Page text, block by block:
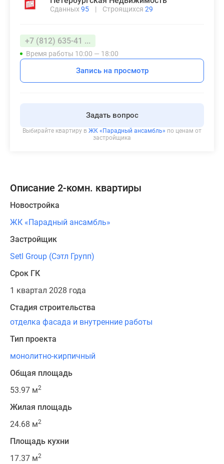
Сданных 95 | Строящихся 29
+7 (812) 635-41 ...
Время работы 10:00 — 18:00
Запись на просмотр
Задать вопрос
Выбирайте квартиру в ЖК «Парадный ансамбль» по ценам от
застройщика
Описание 2-комн. квартиры
Новостройка
ЖК «Парадный ансамбль»
Застройщик
Setl Group (Сэтл Групп)
Срок ГК
1 квартал 2028 года
Стадия строительства
отделка фасада и внутренние работы
Тип проекта
монолитно-кирпичный
Общая площадь
53.97 м2
Жилая площадь
24.68 м2
Площадь кухни
17.37 м2